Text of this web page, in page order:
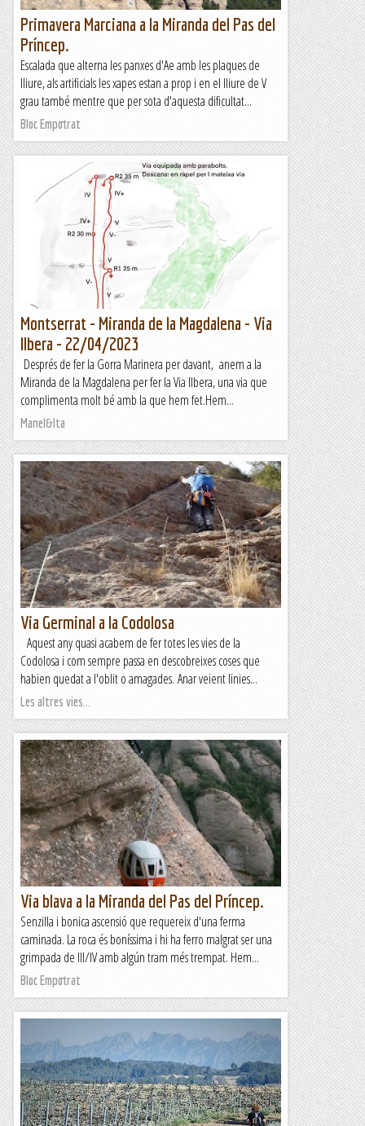
Primavera Marciana a la Miranda del Pas del
Príncep.
Escalada que alterna les panxes d'Ae amb les plaques de
lliure, als artificials les xapes estan a prop i en el lliure de V
grau també mentre que per sota d'aquesta dificultat...
Bloc Empotrat
Montserrat - Miranda de la Magdalena - Via
Ilbera - 22/04/2023
Després de fer la Gorra Marinera per davant, anem a la
Miranda de la Magdalena per fer la Via Ilbera, una via que
complimenta molt bé amb la que hem fet.Hem...
Manel&Ita
Via Germinal a la Codolosa
Aquest any quasi acabem de fer totes les vies de la
Codolosa i com sempre passa en descobreixes coses que
habien quedat a l'oblit o amagades. Anar veient linies...
Les altres vies...
Via blava a la Miranda del Pas del Príncep.
Senzilla i bonica ascensió que requereix d'una ferma
caminada. La roca és boníssima i hi ha ferro malgrat ser una
grimpada de III/IV amb algún tram més trempat. Hem...
Bloc Empotrat